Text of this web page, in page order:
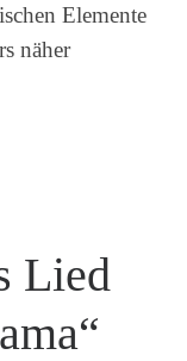
Elemente
näher
Lied